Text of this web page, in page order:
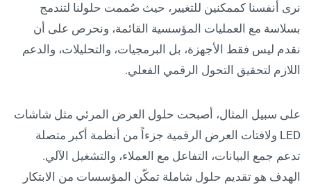
نرى أنفسنا كممكنين للتغيير، حيث صُممت حلولنا لتندمج
بسلاسة مع العمليات المؤسسية القائمة، ونحرص على أن
نقدم ليس فقط الأجهزة، بل البرمجيات، والتحليلات، والدعم
اللازم لتحقيق التحول الرقمي الفعلي.
على سبيل المثال، أصبحت حلول العرض المرئي مثل شاشات
LED ولافتات العرض الرقمية جزءاً من أنظمة أكبر متصلة
تدعم جمع البيانات، التفاعل مع العملاء، والتشغيل الآلي.
الهدف هو تقديم حلول شاملة تمكّن المؤسسات من الابتكار